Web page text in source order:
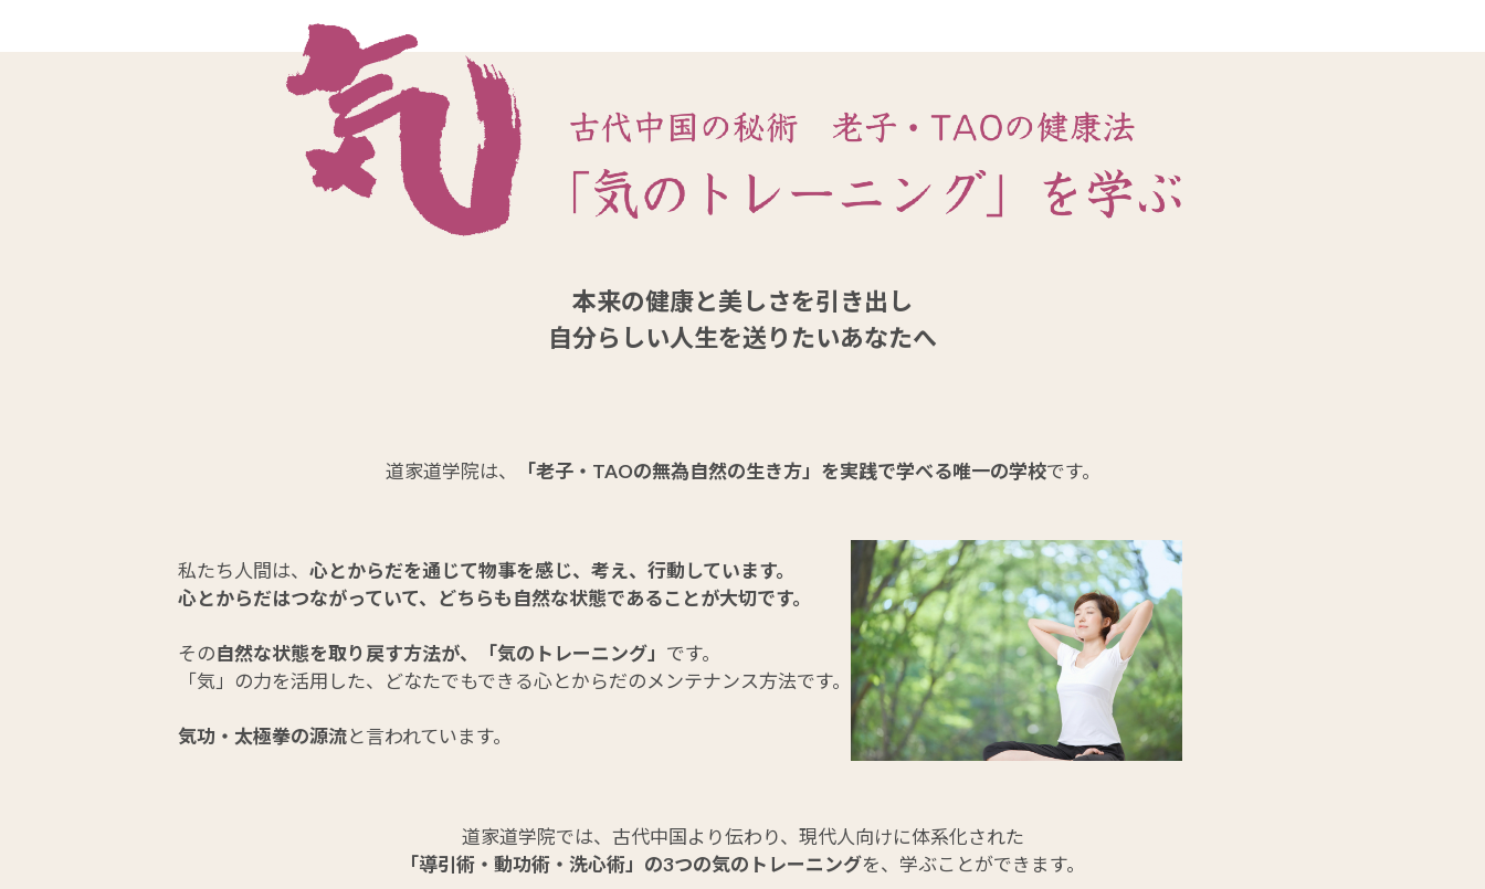
本来の健康と美しさを引き出し
自分らしい人生を送りたいあなたへ
道家道学院は、 「老子・TAOの無為自然の生き方」を実践で学べる唯一の学校です。
私たち人間は、 心とからだを通じて物事を感じ、考え、行動しています。
心とからだはつながっていて、どちらも自然な状態であることが大切です。
その自然な状態を取り戻す方法が、「気のトレーニング」 です。
「気」の力を活用した、どなたでもできる心とからだのメンテナンス方法です。
気功・太極拳の源流と言われています。
道家道学院では、古代中国より伝わり、現代人向けに体系化された
「導引術・動功術・洗心術」の3つの気のトレーニングを、学ぶことができます。